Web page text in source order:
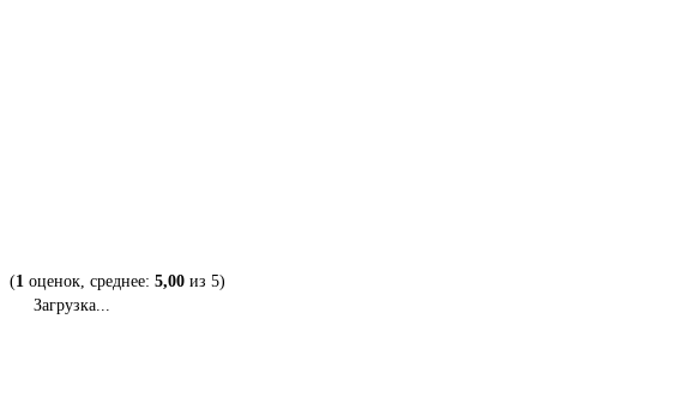
(1 оценок, среднее: 5,00 из 5)
Загрузка...